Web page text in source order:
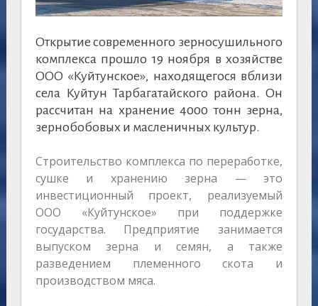
Открытие современного зерносушильного
комплекса прошло 19 ноября в хозяйстве
ООО «Куйтунское», находящегося вблизи
села Куйтун Тарбагатайского района. Он
рассчитан на хранение 4000 тонн зерна,
зернобобовых и масленичных культур.
Строительство комплекса по переработке,
сушке и хранению зерна — это
инвестиционный проект, реализуемый
ООО «Куйтунское» при поддержке
государства. Предприятие занимается
выпуском зерна и семян, а также
разведением племенного скота и
производством мяса.